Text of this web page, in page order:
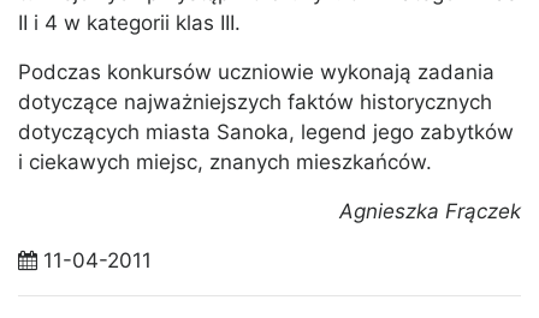
II i 4 w kategorii klas III.
Podczas konkursów uczniowie wykonają zadania
dotyczące najważniejszych faktów historycznych
dotyczących miasta Sanoka, legend jego zabytków
i ciekawych miejsc, znanych mieszkańców.
Agnieszka Frączek
11-04-2011